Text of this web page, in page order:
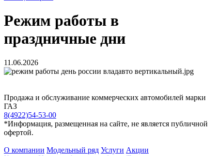
Режим работы в
праздничные дни
11.06.2026
Продажа и обслуживание коммерческих автомобилей марки
ГАЗ
8(4922)54-53-00
*Информация, размещенная на сайте, не является публичной
офертой.
О компании Модельный ряд Услуги Акции